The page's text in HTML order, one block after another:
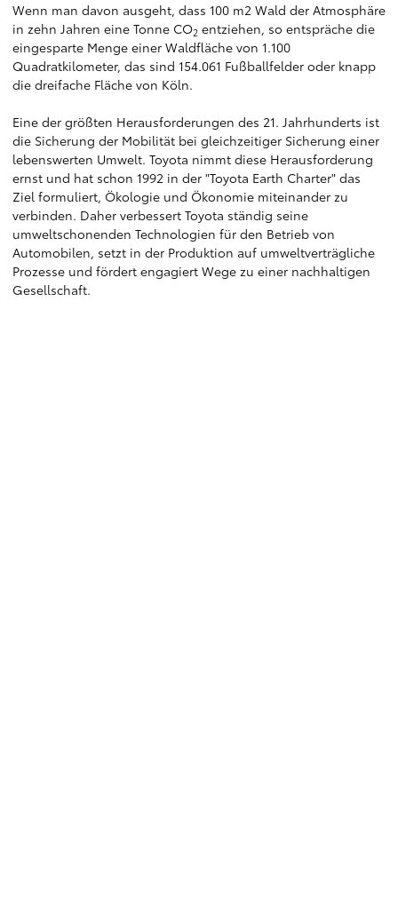
Wenn man davon ausgeht, dass 100 m2 Wald der Atmosphäre
in zehn Jahren eine Tonne CO2 entziehen, so entspräche die
eingesparte Menge einer Waldfläche von 1.100
Quadratkilometer, das sind 154.061 Fußballfelder oder knapp
die dreifache Fläche von Köln.
Eine der größten Herausforderungen des 21. Jahrhunderts ist
die Sicherung der Mobilität bei gleichzeitiger Sicherung einer
lebenswerten Umwelt. Toyota nimmt diese Herausforderung
ernst und hat schon 1992 in der "Toyota Earth Charter" das
Ziel formuliert, Ökologie und Ökonomie miteinander zu
verbinden. Daher verbessert Toyota ständig seine
umweltschonenden Technologien für den Betrieb von
Automobilen, setzt in der Produktion auf umweltverträgliche
Prozesse und fördert engagiert Wege zu einer nachhaltigen
Gesellschaft.